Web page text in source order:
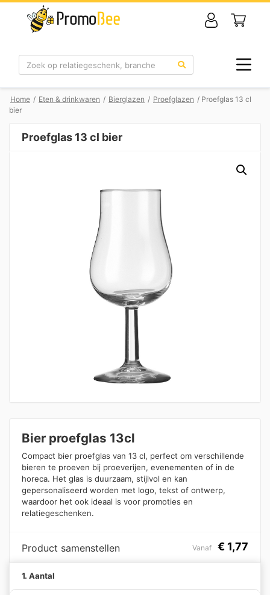
Zoek
Home / Eten & drinkwaren / Bierglazen / Proefglazen / Proefglas 13 cl
bier
Proefglas 13 cl bier
Bier proefglas 13cl
Compact bier proefglas van 13 cl, perfect om verschillende
bieren te proeven bij proeverijen, evenementen of in de
horeca. Het glas is duurzaam, stijlvol en kan
gepersonaliseerd worden met logo, tekst of ontwerp,
waardoor het ook ideaal is voor promoties en
relatiegeschenken.
Product samenstellen Vanaf € 1,77
1. Aantal